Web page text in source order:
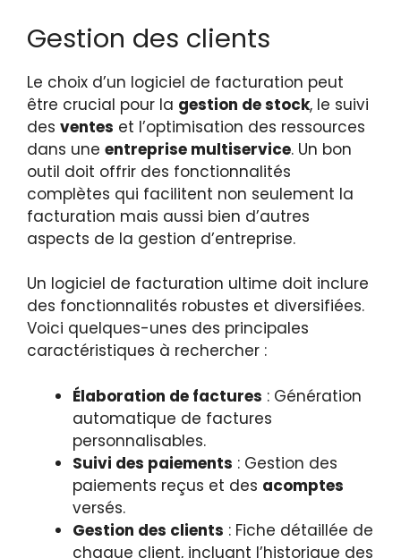
Gestion des clients
Le choix d’un logiciel de facturation peut
être crucial pour la gestion de stock, le suivi
des ventes et l’optimisation des ressources
dans une entreprise multiservice. Un bon
outil doit offrir des fonctionnalités
complètes qui facilitent non seulement la
facturation mais aussi bien d’autres
aspects de la gestion d’entreprise.
Un logiciel de facturation ultime doit inclure
des fonctionnalités robustes et diversifiées.
Voici quelques-unes des principales
caractéristiques à rechercher :
Élaboration de factures : Génération
automatique de factures
personnalisables.
Suivi des paiements : Gestion des
paiements reçus et des acomptes
versés.
Gestion des clients : Fiche détaillée de
chaque client, incluant l’historique des